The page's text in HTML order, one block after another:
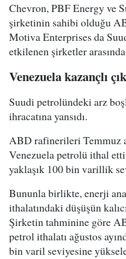
Chevron, PBF Energy ve
şirketinin sahibi olduğu
Motiva Enterprises da
etkilenen şirketler
Venezuela kazançlı
Suudi petrolündeki arz
ihracatına yansıdı.
ABD rafinerileri Temmuz
Venezuela petrolü ithal
yaklaşık 100 bin varillik
Bununla birlikte, enerji
ithalatındaki düşüşün
Şirketin tahminine göre
petrol ithalatı ağustos
bin varil seviyesine